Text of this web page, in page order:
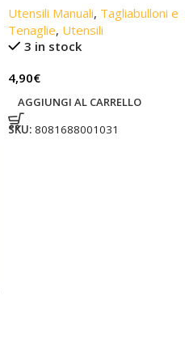
Utensili Manuali, Tagliabulloni e
Tenaglie, Utensili
3 in stock
4,90€
AGGIUNGI AL CARRELLO
SKU: 8081688001031